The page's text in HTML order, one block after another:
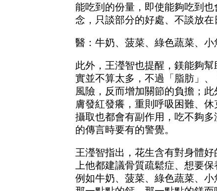
能吃到的份量，即使能夠吃到
念，只談部分的好處、不談放在
醫：牛奶、菠菜、綠色蔬菜、
此外，王瀅智也提醒，鎂能夠
實並不算太多，不過「脂肪」
風險，反而增加關節的負擔；
膚發紅發癢，重則呼吸困難、
攝取也都會有副作用，吃不夠
的傳言時要有的警覺。
王瀅智指出，花生含有對身體
上他都建議骨質疏鬆症、想要
例如牛奶、菠菜、綠色蔬菜、